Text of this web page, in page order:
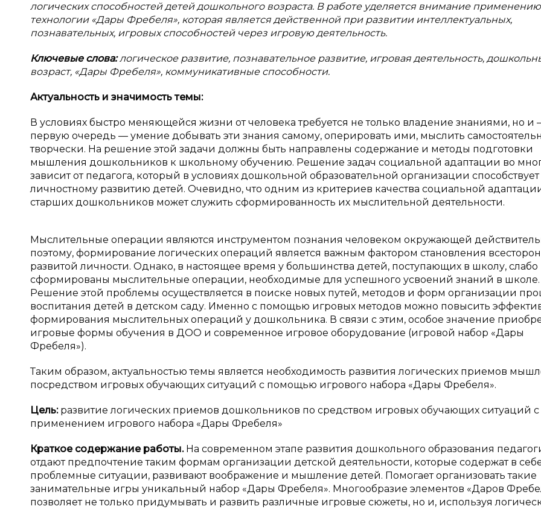
логических способностей детей дошкольного возраста. В работе уделяется внимание применению
технологии «Дары Фребеля», которая является действенной при развитии интеллектуальных,
познавательных, игровых способностей через игровую деятельность.
Ключевые слова:логическое развитие, познавательное развитие, игровая деятельность,
возраст, «Дары Фребеля», коммуникативные способности.
Актуальность и значимость темы:
В условиях быстро меняющейся жизни от человека требуется не только владение знаниями, но и
первую очередь — умение добывать эти знания самому, оперировать ими, мыслить
творчески. На решение этой задачи должны быть направлены содержание и методы подготовки
мышления дошкольников к школьному обучению. Решение задач социальной адаптации во
зависит от педагога, который в условиях дошкольной образовательной организации способствует
личностному развитию детей. Очевидно, что одним из критериев качества социальной
старших дошкольников может служить сформированность их мыслительной деятельности.
Мыслительные операции являются инструментом познания человеком окружающей
поэтому, формирование логических операций является важным фактором становления
развитой личности. Однако, в настоящее время у большинства детей, поступающих в школу, слабо
сформированы мыслительные операции, необходимые для успешного усвоений знаний в школе.
Решение этой проблемы осуществляется в поиске новых путей, методов и форм организации
воспитания детей в детском саду. Именно с помощью игровых методов можно повысить
формирования мыслительных операций у дошкольника. В связи с этим, особое значение
игровые формы обучения в ДОО и современное игровое оборудование (игровой набор «Дары
Фребеля»).
Таким образом, актуальностью темы является необходимость развития логических приемов
посредством игровых обучающих ситуаций с помощью игрового набора «Дары Фребеля».
Цель: развитие логических приемов дошкольников по средством игровых обучающих ситуаций с
применением игрового набора «Дары Фребеля»
Краткое содержание работы. На современном этапе развития дошкольного образования
отдают предпочтение таким формам организации детской деятельности, которые содержат в
проблемные ситуации, развивают воображение и мышление детей. Помогает организовать такие
занимательные игры уникальный набор «Дары Фребеля». Многообразие элементов «Даров
позволяет не только придумывать и развить различные игровые сюжеты, но и, используя